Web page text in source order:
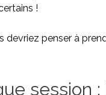
!
penser à
session